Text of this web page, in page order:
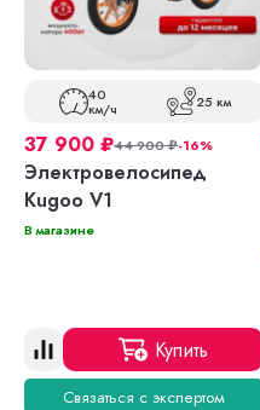
40
км/ч 25 км
37 900 ₽44 900₽-16%
Электровелосипед
Kugoo V1
В магазине
Купить
Связаться с экспертом